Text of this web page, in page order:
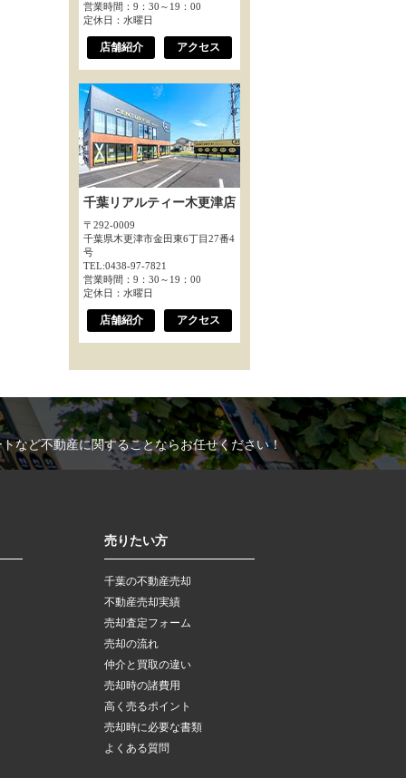
営業時間：9：30～19：00
定休日：水曜日
店舗紹介 アクセス
千葉リアルティー木更津店
〒292-0009
千葉県木更津市金田東6丁目27番4
号
TEL:0438-97-7821
営業時間：9：30～19：00
定休日：水曜日
店舗紹介 アクセス
など不動産に関することならお任せください！
売りたい方
千葉の不動産売却
不動産売却実績
売却査定フォーム
売却の流れ
仲介と買取の違い
売却時の諸費用
高く売るポイント
売却時に必要な書類
よくある質問